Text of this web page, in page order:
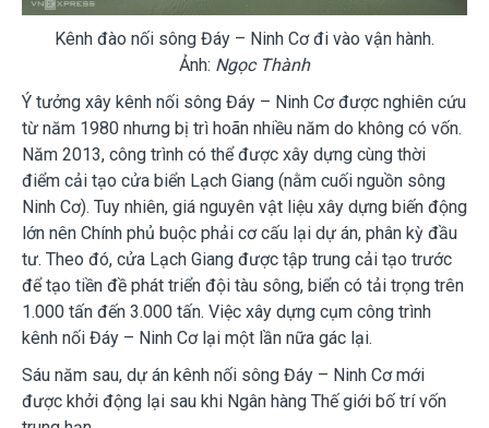
Kênh đào nối sông Đáy – Ninh Cơ đi vào vận hành.
Ảnh: Ngọc Thành
Ý tưởng xây kênh nối sông Đáy – Ninh Cơ được nghiên cứu
từ năm 1980 nhưng bị trì hoãn nhiều năm do không có vốn.
Năm 2013, công trình có thể được xây dựng cùng thời
điểm cải tạo cửa biển Lạch Giang (nằm cuối nguồn sông
Ninh Cơ). Tuy nhiên, giá nguyên vật liệu xây dựng biến động
lớn nên Chính phủ buộc phải cơ cấu lại dự án, phân kỳ đầu
tư. Theo đó, cửa Lạch Giang được tập trung cải tạo trước
để tạo tiền đề phát triển đội tàu sông, biển có tải trọng trên
1.000 tấn đến 3.000 tấn. Việc xây dựng cụm công trình
kênh nối Đáy – Ninh Cơ lại một lần nữa gác lại.
Sáu năm sau, dự án kênh nối sông Đáy – Ninh Cơ mới
được khởi động lại sau khi Ngân hàng Thế giới bố trí vốn